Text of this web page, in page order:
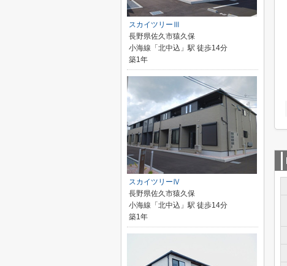
スカイツリーⅢ
長野県佐久市猿久保
小海線「北中込」駅 徒歩14分
築1年
スカイツリーⅣ
長野県佐久市猿久保
小海線「北中込」駅 徒歩14分
築1年